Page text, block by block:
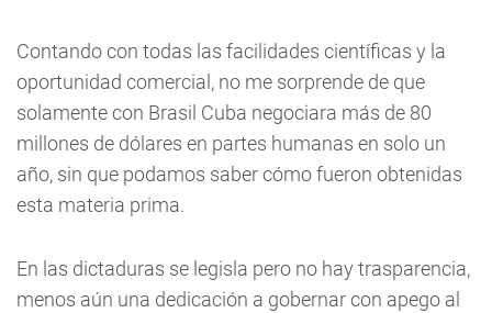
Contando con todas las facilidades científicas y la
oportunidad comercial, no me sorprende de que
solamente con Brasil Cuba negociara más de 80
millones de dólares en partes humanas en solo un
año, sin que podamos saber cómo fueron obtenidas
esta materia prima.
En las dictaduras se legisla pero no hay trasparencia,
menos aún una dedicación a gobernar con apego al